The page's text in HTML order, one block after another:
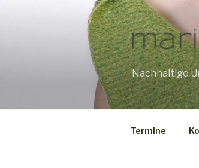
Nachhaltige
Termine